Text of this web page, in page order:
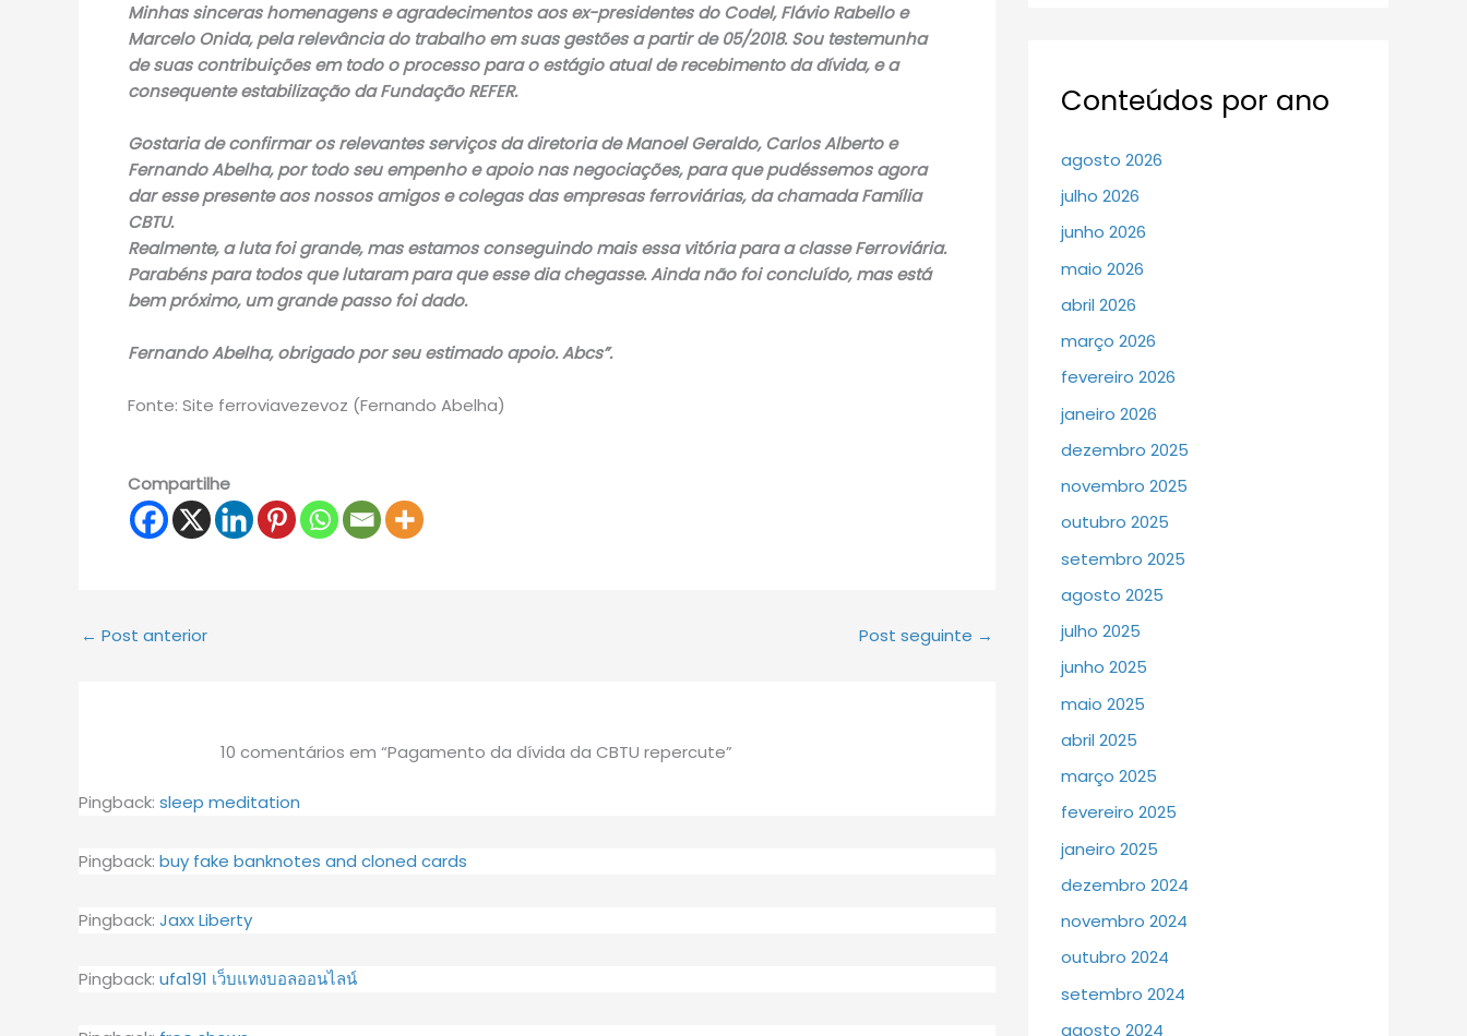
Minhas sinceras homenagens e agradecimentos aos ex-presidentes do Codel, Flávio Rabello e
Marcelo Onida, pela relevância do trabalho em suas gestões a partir de 05/2018. Sou testemunha
de suas contribuições em todo o processo para o estágio atual de recebimento da dívida, e a
consequente estabilização da Fundação REFER.
Gostaria de confirmar os relevantes serviços da diretoria de Manoel Geraldo, Carlos Alberto e
Fernando Abelha, por todo seu empenho e apoio nas negociações, para que pudéssemos agora
dar esse presente aos nossos amigos e colegas das empresas ferroviárias, da chamada Família
CBTU.
Realmente, a luta foi grande, mas estamos conseguindo mais essa vitória para a classe Ferroviária.
Parabéns para todos que lutaram para que esse dia chegasse. Ainda não foi concluído, mas está
bem próximo, um grande passo foi dado.
Fernando Abelha, obrigado por seu estimado apoio. Abcs”.
Fonte: Site ferroviavezevoz (Fernando Abelha)
Compartilhe
← Post anterior Post seguinte →
10 comentários em “Pagamento da dívida da CBTU repercute”
Pingback: sleep meditation
Pingback: buy fake banknotes and cloned cards
Pingback: Jaxx Liberty
Pingback: ufa191 เว็บแทงบอลออนไลน์
Conteúdos por ano
agosto 2026
julho 2026
junho 2026
maio 2026
abril 2026
março 2026
fevereiro 2026
janeiro 2026
dezembro 2025
novembro 2025
outubro 2025
setembro 2025
agosto 2025
julho 2025
junho 2025
maio 2025
abril 2025
março 2025
fevereiro 2025
janeiro 2025
dezembro 2024
novembro 2024
outubro 2024
setembro 2024
agosto 2024